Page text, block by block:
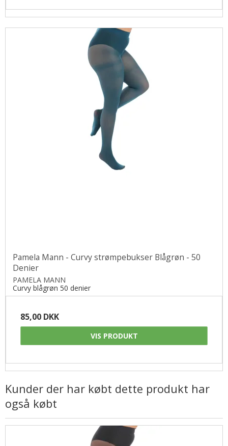
Pamela Mann - Curvy strømpebukser Blågrøn - 50
Denier
PAMELA MANN
Curvy blågrøn 50 denier
85,00 DKK
VIS PRODUKT
Kunder der har købt dette produkt har
også købt